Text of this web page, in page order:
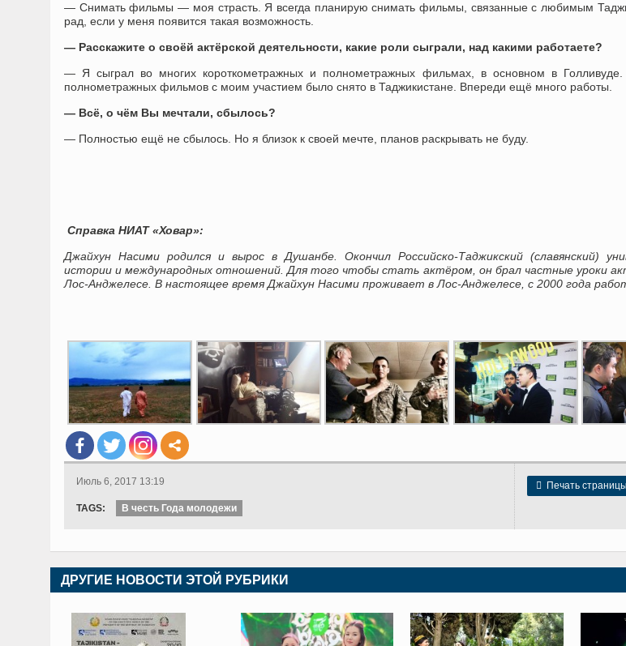
— Снимать фильмы — моя страсть. Я всегда планирую снимать фильмы, связанные с любимым
рад, если у меня появится такая возможность.
— Расскажите о своёй актёрской деятельности, какие роли сыграли, над какими работаете?
— Я сыграл во многих короткометражных и полнометражных фильмах, в основном в Голливуде.
полнометражных фильмов с моим участием было снято в Таджикистане. Впереди ещё много работы.
— Всё, о чём Вы мечтали, сбылось?
— Полностью ещё не сбылось. Но я близок к своей мечте, планов раскрывать не буду.
Вопросы
Справка НИАТ «Ховар»:
Джайхун Насими родился и вырос в Душанбе. Окончил Российско-Таджикский (славянский)
истории и международных отношений. Для того чтобы стать актёром, он брал частные уроки
Лос-Анджелесе. В настоящее время Джайхун Насими проживает в Лос-Анджелесе, с 2000 года
 Печать страницы
Июль 6, 2017 13:19
TAGS: В честь Года молодежи
ДРУГИЕ НОВОСТИ ЭТОЙ РУБРИКИ